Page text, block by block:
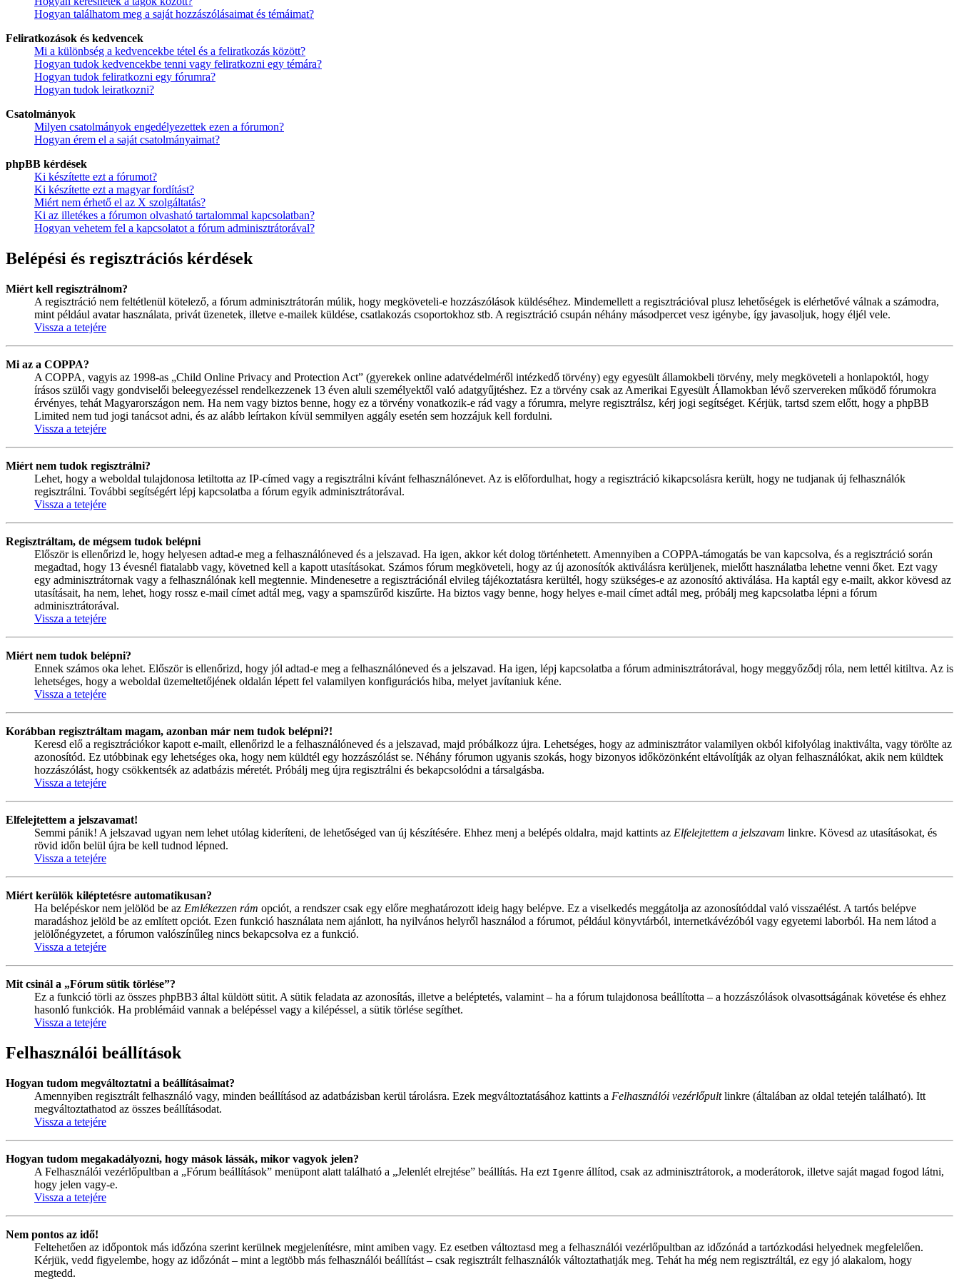
Hogyan találhatom meg a saját hozzászólásaimat és témáimat?
Feliratkozások és kedvencek
Mi a különbség a kedvencekbe tétel és a feliratkozás között?
Hogyan tudok kedvencekbe tenni vagy feliratkozni egy témára?
Hogyan tudok feliratkozni egy fórumra?
Hogyan tudok leiratkozni?
Csatolmányok
Milyen csatolmányok engedélyezettek ezen a fórumon?
Hogyan érem el a saját csatolmányaimat?
phpBB kérdések
Ki készítette ezt a fórumot?
Ki készítette ezt a magyar fordítást?
Miért nem érhető el az X szolgáltatás?
Ki az illetékes a fórumon olvasható tartalommal kapcsolatban?
Hogyan vehetem fel a kapcsolatot a fórum adminisztrátorával?
Belépési és regisztrációs kérdések
Miért kell regisztrálnom?
A regisztráció nem feltétlenül kötelező, a fórum adminisztrátorán múlik, hogy megköveteli-e hozzászólások küldéséhez. Mindemellett a regisztrációval plusz lehetőségek is elérhetővé válnak a számodra,
mint például avatar használata, privát üzenetek, illetve e-mailek küldése, csatlakozás csoportokhoz stb. A regisztráció csupán néhány másodpercet vesz igénybe, így javasoljuk, hogy éljél vele.
Vissza a tetejére
Mi az a COPPA?
A COPPA, vagyis az 1998-as „Child Online Privacy and Protection Act” (gyerekek online adatvédelméről intézkedő törvény) egy egyesült államokbeli törvény, mely megköveteli a honlapoktól, hogy
írásos szülői vagy gondviselői beleegyezéssel rendelkezzenek 13 éven aluli személyektől való adatgyűjtéshez. Ez a törvény csak az Amerikai Egyesült Államokban lévő szervereken működő fórumokra
érvényes, tehát Magyarországon nem. Ha nem vagy biztos benne, hogy ez a törvény vonatkozik-e rád vagy a fórumra, melyre regisztrálsz, kérj jogi segítséget. Kérjük, tartsd szem előtt, hogy a phpBB
Limited nem tud jogi tanácsot adni, és az alább leírtakon kívül semmilyen aggály esetén sem hozzájuk kell fordulni.
Vissza a tetejére
Miért nem tudok regisztrálni?
Lehet, hogy a weboldal tulajdonosa letiltotta az IP-címed vagy a regisztrálni kívánt felhasználónevet. Az is előfordulhat, hogy a regisztráció kikapcsolásra került, hogy ne tudjanak új felhasználók
regisztrálni. További segítségért lépj kapcsolatba a fórum egyik adminisztrátorával.
Vissza a tetejére
Regisztráltam, de mégsem tudok belépni
Először is ellenőrizd le, hogy helyesen adtad-e meg a felhasználóneved és a jelszavad. Ha igen, akkor két dolog történhetett. Amennyiben a COPPA-támogatás be van kapcsolva, és a regisztráció során
megadtad, hogy 13 évesnél fiatalabb vagy, követned kell a kapott utasításokat. Számos fórum megköveteli, hogy az új azonosítók aktiválásra kerüljenek, mielőtt használatba lehetne venni őket. Ezt vagy
egy adminisztrátornak vagy a felhasználónak kell megtennie. Mindenesetre a regisztrációnál elvileg tájékoztatásra kerültél, hogy szükséges-e az azonosító aktiválása. Ha kaptál egy e-mailt, akkor kövesd az
utasításait, ha nem, lehet, hogy rossz e-mail címet adtál meg, vagy a spamszűrőd kiszűrte. Ha biztos vagy benne, hogy helyes e-mail címet adtál meg, próbálj meg kapcsolatba lépni a fórum
adminisztrátorával.
Vissza a tetejére
Miért nem tudok belépni?
Ennek számos oka lehet. Először is ellenőrizd, hogy jól adtad-e meg a felhasználóneved és a jelszavad. Ha igen, lépj kapcsolatba a fórum adminisztrátorával, hogy meggyőződj róla, nem lettél kitiltva. Az is
lehetséges, hogy a weboldal üzemeltetőjének oldalán lépett fel valamilyen konfigurációs hiba, melyet javítaniuk kéne.
Vissza a tetejére
Korábban regisztráltam magam, azonban már nem tudok belépni?!
Keresd elő a regisztrációkor kapott e-mailt, ellenőrizd le a felhasználóneved és a jelszavad, majd próbálkozz újra. Lehetséges, hogy az adminisztrátor valamilyen okból kifolyólag inaktiválta, vagy törölte az
azonosítód. Ez utóbbinak egy lehetséges oka, hogy nem küldtél egy hozzászólást se. Néhány fórumon ugyanis szokás, hogy bizonyos időközönként eltávolítják az olyan felhasználókat, akik nem küldtek
hozzászólást, hogy csökkentsék az adatbázis méretét. Próbálj meg újra regisztrálni és bekapcsolódni a társalgásba.
Vissza a tetejére
Elfelejtettem a jelszavamat!
Semmi pánik! A jelszavad ugyan nem lehet utólag kideríteni, de lehetőséged van új készítésére. Ehhez menj a belépés oldalra, majd kattints az Elfelejtettem a jelszavam linkre. Kövesd az utasításokat, és
rövid időn belül újra be kell tudnod lépned.
Vissza a tetejére
Miért kerülök kiléptetésre automatikusan?
Ha belépéskor nem jelölöd be az Emlékezzen rám opciót, a rendszer csak egy előre meghatározott ideig hagy belépve. Ez a viselkedés meggátolja az azonosítóddal való visszaélést. A tartós belépve
maradáshoz jelöld be az említett opciót. Ezen funkció használata nem ajánlott, ha nyilvános helyről használod a fórumot, például könyvtárból, internetkávézóból vagy egyetemi laborból. Ha nem látod a
jelölőnégyzetet, a fórumon valószínűleg nincs bekapcsolva ez a funkció.
Vissza a tetejére
Mit csinál a „Fórum sütik törlése”?
Ez a funkció törli az összes phpBB3 által küldött sütit. A sütik feladata az azonosítás, illetve a beléptetés, valamint – ha a fórum tulajdonosa beállította – a hozzászólások olvasottságának követése és ehhez
hasonló funkciók. Ha problémáid vannak a belépéssel vagy a kilépéssel, a sütik törlése segíthet.
Vissza a tetejére
Felhasználói beállítások
Hogyan tudom megváltoztatni a beállításaimat?
Amennyiben regisztrált felhasználó vagy, minden beállításod az adatbázisban kerül tárolásra. Ezek megváltoztatásához kattints a Felhasználói vezérlőpultlinkre (általában az oldal tetején található). Itt
megváltoztathatod az összes beállításodat.
Vissza a tetejére
Hogyan tudom megakadályozni, hogy mások lássák, mikor vagyok jelen?
A Felhasználói vezérlőpultban a „Fórum beállítások” menüpont alatt található a „Jelenlét elrejtése” beállítás. Ha ezt Igenre állítod, csak az adminisztrátorok, a moderátorok, illetve saját magad fogod látni,
hogy jelen vagy-e.
Vissza a tetejére
Nem pontos az idő!
Feltehetően az időpontok más időzóna szerint kerülnek megjelenítésre, mint amiben vagy. Ez esetben változtasd meg a felhasználói vezérlőpultban az időzónád a tartózkodási helyednek megfelelően.
Kérjük, vedd figyelembe, hogy az időzónát – mint a legtöbb más felhasználói beállítást – csak regisztrált felhasználók változtathatják meg. Tehát ha még nem regisztráltál, ez egy jó alakalom, hogy
megtedd.